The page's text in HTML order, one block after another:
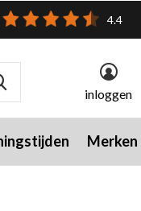
Merken
inloggen
4.4